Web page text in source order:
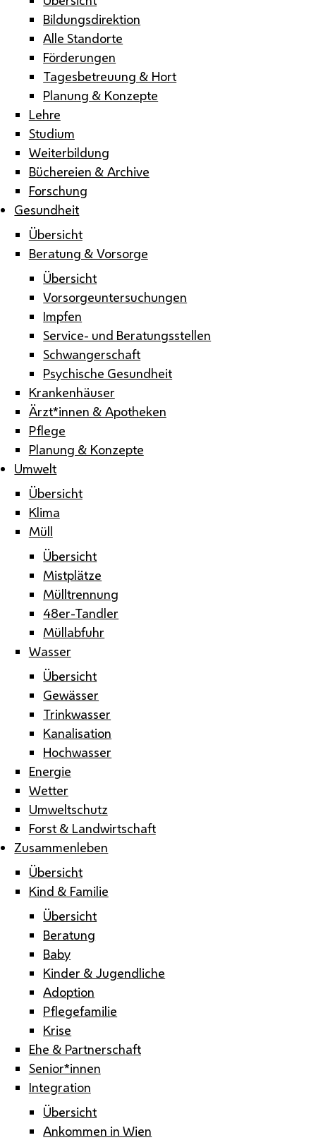
Bildungsdirektion
Alle Standorte
Förderungen
Tagesbetreuung & Hort
Planung & Konzepte
Lehre
Studium
Weiterbildung
Büchereien & Archive
Forschung
Gesundheit
Übersicht
Beratung & Vorsorge
Übersicht
Vorsorgeuntersuchungen
Impfen
Service- und Beratungsstellen
Schwangerschaft
Psychische Gesundheit
Krankenhäuser
Ärzt*innen & Apotheken
Pflege
Planung & Konzepte
Umwelt
Übersicht
Klima
Müll
Übersicht
Mistplätze
Mülltrennung
48er-Tandler
Müllabfuhr
Wasser
Übersicht
Gewässer
Trinkwasser
Kanalisation
Hochwasser
Energie
Wetter
Umweltschutz
Forst & Landwirtschaft
Zusammenleben
Übersicht
Kind & Familie
Übersicht
Beratung
Baby
Kinder & Jugendliche
Adoption
Pflegefamilie
Krise
Ehe & Partnerschaft
Senior*innen
Integration
Übersicht
Ankommen in Wien